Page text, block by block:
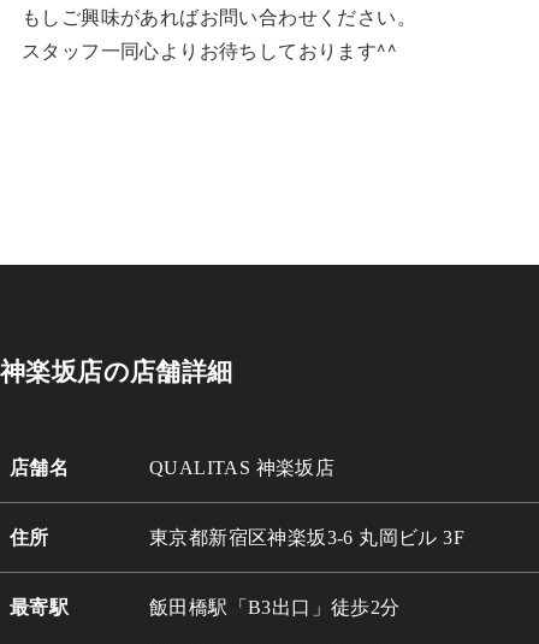
もしご興味があればお問い合わせください。
スタッフ一同心よりお待ちしております^^
神楽坂店の店舗詳細
店舗名 QUALITAS 神楽坂店
住所 東京都新宿区神楽坂3-6 丸岡ビル 3F
最寄駅 飯田橋駅「B3出口」徒歩2分